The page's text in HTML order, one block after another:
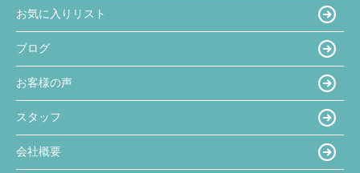
お気に入りリスト
ブログ
お客様の声
スタッフ
会社概要